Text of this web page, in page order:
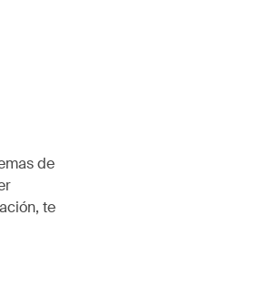
de
te